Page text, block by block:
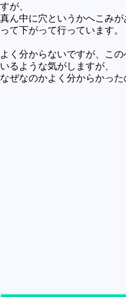
政治
歴史
世の中の最新情報
投資とか
すが、
真ん中に穴というかへこみ
って下がって行っています。
よく分からないですが、こ
いるような気がしますが、
なぜなのかよく分からかった